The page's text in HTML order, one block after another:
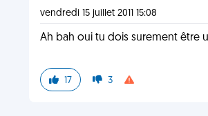
vendredi 15 juillet 2011 15:08
Ah bah oui tu dois surement être
17 3